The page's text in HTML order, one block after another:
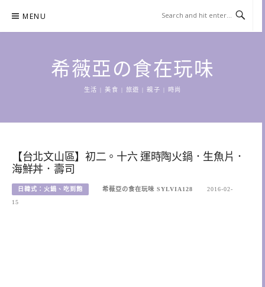
content
MENU
希薇亞の食在玩味
生活 | 美食 | 旅遊 | 親子 | 時尚
【台北文山區】初二。十六 運時陶火鍋．生魚片．
海鮮丼．壽司
日韓式：火鍋、吃到飽 希薇亞の食在玩味 SYLVIA128
2016-02-
15